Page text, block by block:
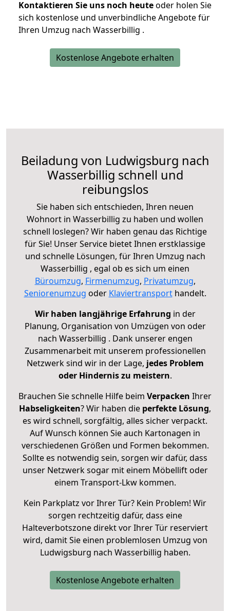
Kontaktieren Sie uns noch heuteoder holen Sie
sich kostenlose und unverbindliche Angebote für
Ihren Umzug nach Wasserbillig .
Kostenlose Angebote erhalten
Beiladung von Ludwigsburg nach
Wasserbillig schnell und
reibungslos
Sie haben sich entschieden, Ihren neuen
Wohnort in Wasserbillig zu haben und wollen
schnell loslegen? Wir haben genau das Richtige
für Sie! Unser Service bietet Ihnen erstklassige
und schnelle Lösungen, für Ihren Umzug nach
Wasserbillig , egal ob es sich um einen
Büroumzug, Firmenumzug, Privatumzug,
Seniorenumzug oder Klaviertransporthandelt.
Wir haben langjährige Erfahrung in der
Planung, Organisation von Umzügen von oder
nach Wasserbillig . Dank unserer engen
Zusammenarbeit mit unserem professionellen
Netzwerk sind wir in der Lage, jedes Problem
oder Hindernis zu meistern.
Brauchen Sie schnelle Hilfe beim Verpacken Ihrer
Habseligkeiten? Wir haben die perfekte Lösung,
es wird schnell, sorgfältig, alles sicher verpackt.
Auf Wunsch können Sie auch Kartonagen in
verschiedenen Größen und Formen bekommen.
Sollte es notwendig sein, sorgen wir dafür, dass
unser Netzwerk sogar mit einem Möbellift oder
einem Transport-Lkw kommen.
Kein Parkplatz vor Ihrer Tür? Kein Problem! Wir
sorgen rechtzeitig dafür, dass eine
Halteverbotszone direkt vor Ihrer Tür reserviert
wird, damit Sie einen problemlosen Umzug von
Ludwigsburg nach Wasserbillig haben.
Kostenlose Angebote erhalten